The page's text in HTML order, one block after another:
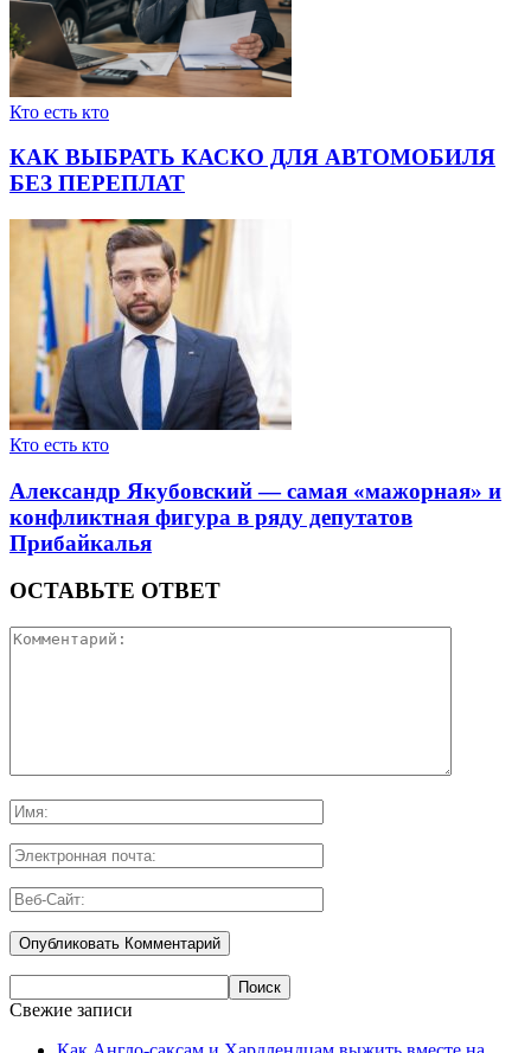
Кто есть кто
КАК ВЫБРАТЬ КАСКО ДЛЯ АВТОМОБИЛЯ
БЕЗ ПЕРЕПЛАТ
Кто есть кто
Александр Якубовский — самая «мажорная» и
конфликтная фигура в ряду депутатов
Прибайкалья
ОСТАВЬТЕ ОТВЕТ
Свежие записи